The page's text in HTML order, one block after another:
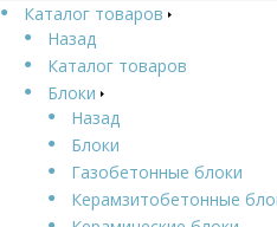
Каталог товаров
Назад
Каталог товаров
Блоки
Назад
Блоки
Газобетонные блоки
Керамзитобетонные